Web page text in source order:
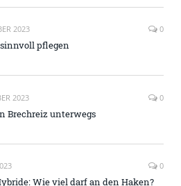
2023 0
pflegen
2023 0
Brechreiz unterwegs
0
Wie viel darf an den Haken?